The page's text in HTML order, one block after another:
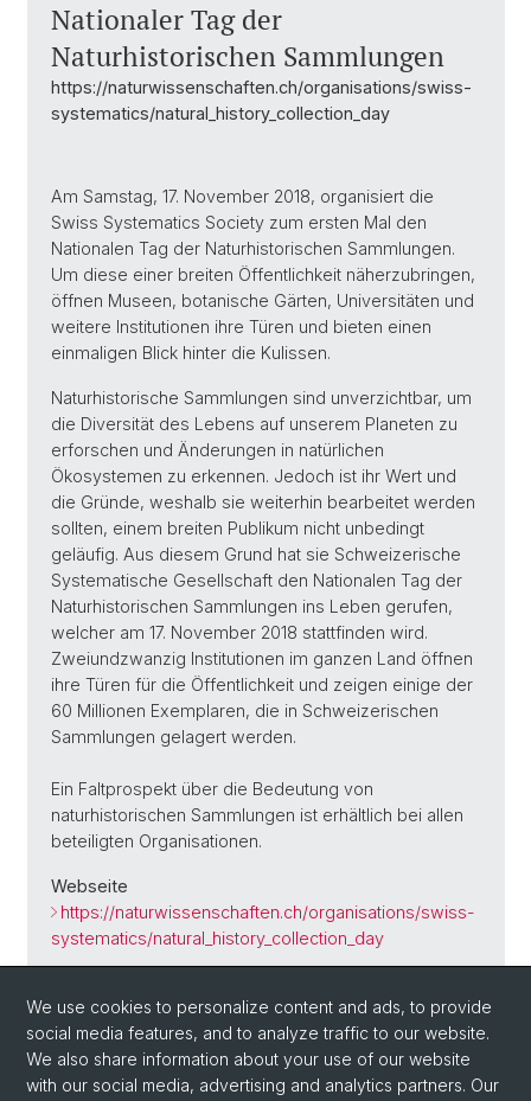
Nationaler Tag der
Naturhistorischen Sammlungen
https://naturwissenschaften.ch/organisations/swiss-
systematics/natural_history_collection_day
Am Samstag, 17. November 2018, organisiert die
Swiss Systematics Society zum ersten Mal den
Nationalen Tag der Naturhistorischen Sammlungen.
Um diese einer breiten Öffentlichkeit näherzubringen,
öffnen Museen, botanische Gärten, Universitäten und
weitere Institutionen ihre Türen und bieten einen
einmaligen Blick hinter die Kulissen.
Naturhistorische Sammlungen sind unverzichtbar, um
die Diversität des Lebens auf unserem Planeten zu
erforschen und Änderungen in natürlichen
Ökosystemen zu erkennen. Jedoch ist ihr Wert und
die Gründe, weshalb sie weiterhin bearbeitet werden
sollten, einem breiten Publikum nicht unbedingt
geläufig. Aus diesem Grund hat sie Schweizerische
Systematische Gesellschaft den Nationalen Tag der
Naturhistorischen Sammlungen ins Leben gerufen,
welcher am 17. November 2018 stattfinden wird.
Zweiundzwanzig Institutionen im ganzen Land öffnen
ihre Türen für die Öffentlichkeit und zeigen einige der
60 Millionen Exemplaren, die in Schweizerischen
Sammlungen gelagert werden.
Ein Faltprospekt über die Bedeutung von
naturhistorischen Sammlungen ist erhältlich bei allen
beteiligten Organisationen.
Webseite
https://naturwissenschaften.ch/organisations/swiss-
systematics/natural_history_collection_day
Back
We use cookies to personalize content and ads, to provide
social media features, and to analyze traffic to our website.
We also share information about your use of our website
with our social media, advertising and analytics partners. Our